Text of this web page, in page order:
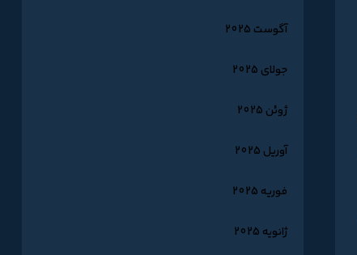
آگوست 2025
جولای 2025
ژوئن 2025
آوریل 2025
فوریه 2025
ژانویه 2025